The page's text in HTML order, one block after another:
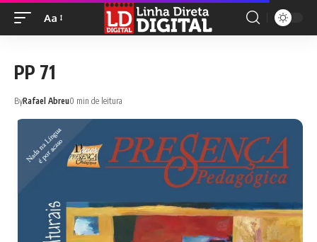
Aa
PP 71
ByRafael Abreu0 min de leitura